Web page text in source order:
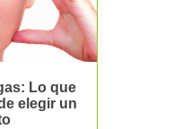
Lo que
elegir un